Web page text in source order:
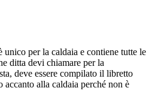
per la caldaia e contiene tutte le
ditta devi chiamare per la
deve essere compilato il libretto
alla caldaia perché non è